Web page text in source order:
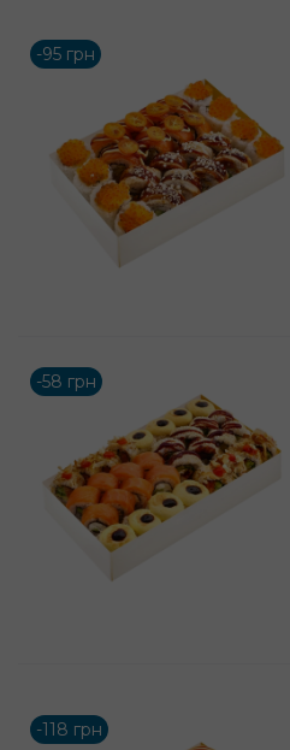
-95 грн
-58 грн
-118 грн